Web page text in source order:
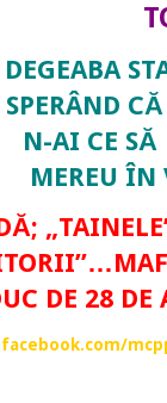
DEGEABA
SPERÂND
N-AI CE SĂ
MEREU ÎN
DE 28